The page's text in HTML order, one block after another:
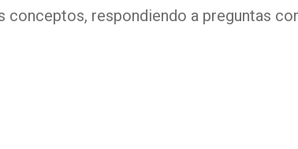
respondiendo a preguntas